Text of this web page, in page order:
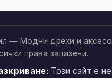
— Модни дрехи и
права запазени.
Този сайт е